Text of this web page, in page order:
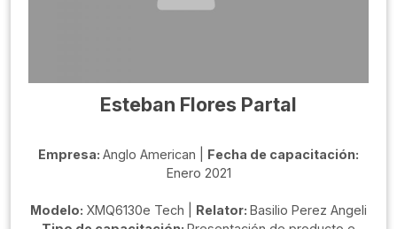
Esteban Flores Partal
Empresa: Anglo American | Fecha de capacitación:
Enero 2021
Modelo: XMQ6130e Tech | Relator: Basilio Perez Angeli